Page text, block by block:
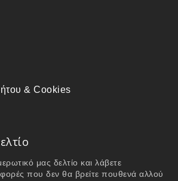
& Cookies
μας δελτίο και λάβετε
που δεν θα βρείτε πουθενά αλλού